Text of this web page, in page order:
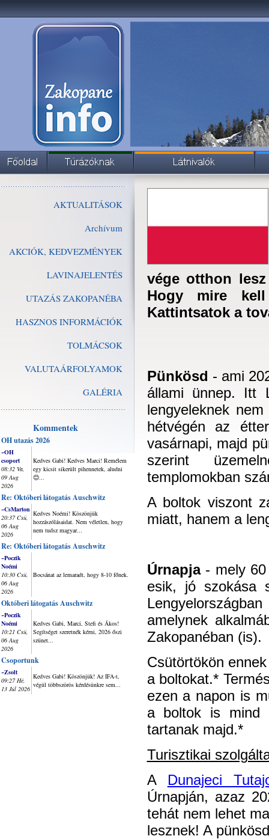
AKTUALITÁSOK
Archívum
AKCIÓK, KEDVEZMÉNYEK
LAVINAJELENTÉS
UTAZÁS ZAKOPANÉBA
HASZNOS INFORMÁCIÓK
TOLMÁCSOK
VALUTAÁRFOLYAMOK
GALÉRIA
Kommentek
OH utazás 2026
~OH
csoport
08:32 Va,
09 Aug
2026
Kedves Gabi! Kedves Marci! Remélem
egy kicsit sikerült pihennetek, aludni
😊...
Re: Októberi látogatás Auschwitz
~CsMarton
20:37 Csü,
06 Aug
2026
Kedves Noémi! Köszönjük
hozzászólásaidat. Nem véletlen, hogy
nem tudsz magyar...
Re: Októberi látogatás Auschwitz
~Poczik
Noémi
10:30 Csü,
06 Aug
2026
Bocsánat az lemaradt, hogy 8-10 főnek.
Októberi látogatás Auschwitz
~Poczik
Noémi
10:21 Csü,
06 Aug
2026
Kedves Gabi, Marci, Stefi és Ákos!
Segítséget szeretnék kérni, 2026 őszi
szünet...
Csoportunk
~Zsolt
09:27 Hé,
13 Júl 2026
Kedves Gabi! Köszönjük! Az IFA-t,
végül többszörös kérdésünkre sem...
vége otthon
Hogy mire kell
Kattintsatok a
Pünkösd - ami
állami ünnep. Itt
lengyeleknek
hétvégén az
vasárnapi, majd
szerint
templomokban
​A boltok viszont
miatt, hanem a
Úrnapja- mely 60
esik, jó szokása
amelynek
Zakopanéban (is).
Csütörtökön
a boltokat.*
ezen a napon is
a boltok is mind
tartanak majd.*
Turisztikai
A Dunajeci
Úrnapján, azaz
tehát nem lehet
lesznek! A